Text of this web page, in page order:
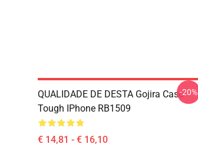
QUALIDADE DE DESTA Gojira Caso
Tough IPhone RB1509
€ 14,81 - € 16,10
-20%